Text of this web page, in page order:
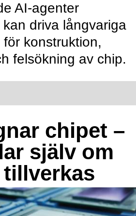
AI-agenter
driva långvariga
konstruktion,
felsökning av chip.
chipet –
själv om